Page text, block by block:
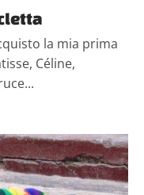
la mia prima
Céline,